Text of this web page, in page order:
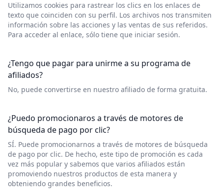
Utilizamos cookies para rastrear los clics en los enlaces de
texto que coinciden con su perfil. Los archivos nos transmiten
información sobre las acciones y las ventas de sus referidos.
Para acceder al enlace, sólo tiene que iniciar sesión.
¿Tengo que pagar para unirme a su programa de
afiliados?
No, puede convertirse en nuestro afiliado de forma gratuita.
¿Puedo promocionaros a través de motores de
búsqueda de pago por clic?
SÍ. Puede promocionarnos a través de motores de búsqueda
de pago por clic. De hecho, este tipo de promoción es cada
vez más popular y sabemos que varios afiliados están
promoviendo nuestros productos de esta manera y
obteniendo grandes beneficios.